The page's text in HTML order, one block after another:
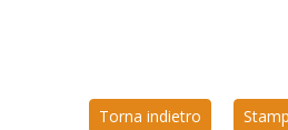
Torna indietro